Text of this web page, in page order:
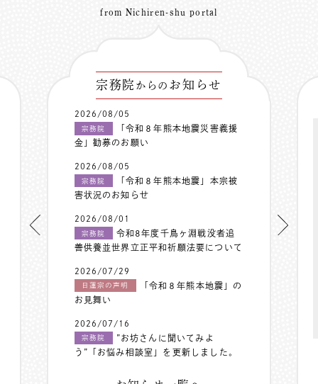
from Nichiren-shu portal
宗務院 からの お知らせ
2026/08/05
宗務院
「令和８年熊本地震災害義援
金」勧募のお願い
2026/08/05
宗務院
「令和８年熊本地震」本宗被
害状況のお知らせ
2026/08/01
宗務院
令和8年度千鳥ヶ淵戦没者追
善供養並世界立正平和祈願法要について
2026/07/29
日蓮宗の声明
「令和８年熊本地震」の
お見舞い
2026/07/16
宗務院
”お坊さんに聞いてみよ
う”「お悩み相談室」を更新しました。